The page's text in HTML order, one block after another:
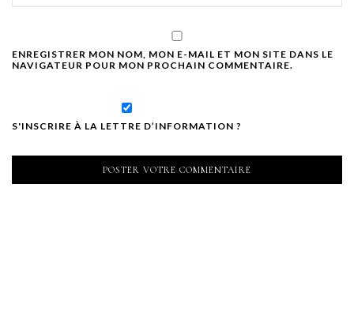
ENREGISTRER MON NOM, MON E-MAIL ET MON SITE DANS LE
NAVIGATEUR POUR MON PROCHAIN COMMENTAIRE.
S'INSCRIRE À LA LETTRE D’INFORMATION ?